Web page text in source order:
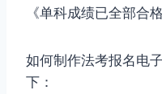
《单科成绩已全部合
如何制作法考报名电子
下：